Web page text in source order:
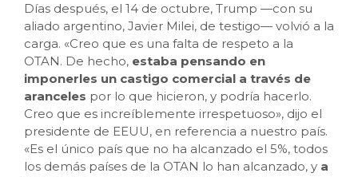
Días después, el 14 de octubre, Trump —con su
aliado argentino, Javier Milei, de testigo— volvió a la
carga. «Creo que es una falta de respeto a la
OTAN. De hecho, estaba pensando en
imponerles un castigo comercial a través de
aranceles por lo que hicieron, y podría hacerlo.
Creo que es increíblemente irrespetuoso», dijo el
presidente de EEUU, en referencia a nuestro país.
«Es el único país que no ha alcanzado el 5%, todos
los demás países de la OTAN lo han alcanzado, y a